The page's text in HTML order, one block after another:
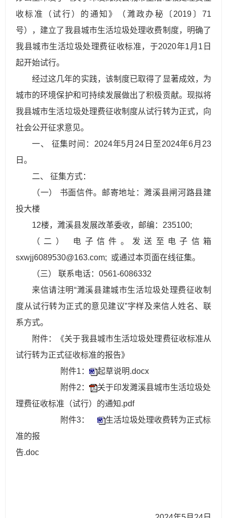
收标准（试行）的通知》（濉政办秘〔2019〕71
号），建立了我县城市生活垃圾处理收费制度，明确了
我县城市生活垃圾处理费征收标准，于2020年1月1日
起开始试行。
经过这几年的实践，该制度已取得了显著成效，为
城市的环境保护和可持续发展做出了积极贡献。现拟将
我县城市生活垃圾处理费征收制度从试行转为正式，向
社会公开征求意见。
一、 征集时间：2024年5月24日至2024年6月23
日。
二、 征集方式：
（一） 书面信件。邮寄地址：濉溪县闸河路县建
投大楼
12楼，濉溪县发展改革委收，邮编：235100;
（二） 电子信件。发送至电子信箱
sxwjj6089530@163.com; 或通过本页面在线征集。
（三） 联系电话：0561-6086332
来信请注明“濉溪县建城市生活垃圾处理费征收制
度从试行转为正式的意见建议”字样及来信人姓名、联
系方式。
附件：《关于我县城市生活垃圾处理费征收标准从
试行转为正式征收标准的报告》
附件1：
起草说明.docx
附件2：
关于印发濉溪县城市生活垃圾处
理费征收标准（试行）的通知.pdf
附件3：
生活垃圾处理收费转为正式标
准的报
告.doc